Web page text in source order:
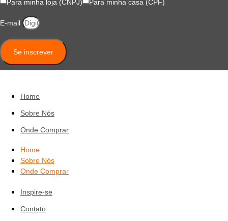
Para minha loja (CNPJ) Para minha casa (CPF)
E-mail
Se inscrever
Home
Sobre Nós
Onde Comprar
Home
Sobre Nós
Onde Comprar
Inspire-se
Contato